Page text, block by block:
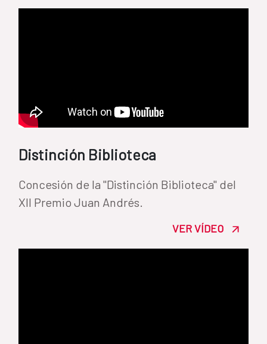
Distinción Biblioteca
Concesión de la "Distinción Biblioteca" del
XII Premio Juan Andrés.
VER VÍDEO